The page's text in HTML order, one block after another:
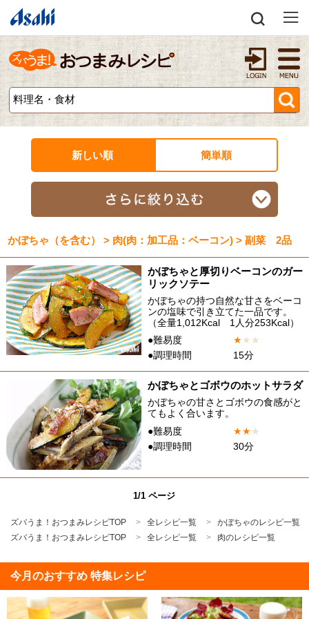
新しい順 簡単順
かぼちゃ（を含む） > 肉(肉：加工品：ベーコン) > 副菜 2品
かぼちゃと厚切りベーコンのガー
リックソテー
かぼちゃの持つ自然な甘さをベーコ
ンの塩味で引き立てた一品です。
（全量1,012Kcal 1人分253Kcal）
●難易度
★★ ★
●調理時間
15分
かぼちゃとゴボウのホットサラダ
かぼちゃの甘さとゴボウの食感がと
てもよく合います。
●難易度
★★★
●調理時間
30分
1/1 ページ
ズバうま！おつまみレシピTOP 全レシピ一覧
かぼちゃのレシピ一覧
ズバうま！おつまみレシピTOP
全レシピ一覧 肉のレシピ一覧
今月のおすすめ 特集レシピ